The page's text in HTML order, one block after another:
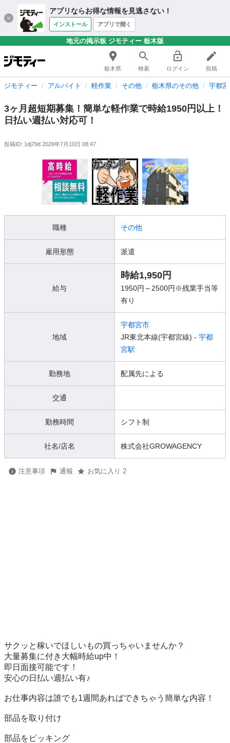
アプリならお得な情報を見逃さない！
インストール アプリで開く
地元の掲示板 ジモティー 栃木版
栃木県 検索 ログイン 投稿
ジモティー アルバイト 軽作業 その他 栃木県のその他 宇都
3ヶ月超短期募集！簡単な軽作業で時給1950円以上！
日払い週払い対応可！
投稿ID: 1dj79d 2026年7月10日 08:47
職種 その他
雇用形態 派遣
給与
時給1,950円
1950円～2500円※残業手当等
有り
地域
宇都宮市
JR東北本線(宇都宮線) - 宇都
宮駅
勤務地 配属先による
交通
勤務時間 シフト制
社名/店名 株式会社GROWAGENCY
注意事項 通報 お気に入り 2
サクッと稼いでほしいもの買っちゃいませんか？
大量募集に付き大幅時給up中！
即日面接可能です！
安心の日払い週払い有♪
お仕事内容は誰でも1週間あればできちゃう簡単な内容！
部品を取り付け
部品をピッキング